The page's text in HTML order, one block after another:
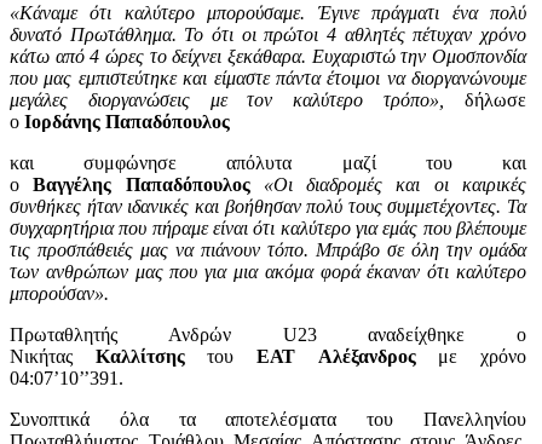
«Κάναμε ότι καλύτερο μπορούσαμε. Έγινε πράγματι ένα πολύ
δυνατό Πρωτάθλημα. Το ότι οι πρώτοι 4 αθλητές πέτυχαν χρόνο
κάτω από 4 ώρες το δείχνει ξεκάθαρα. Ευχαριστώ την Ομοσπονδία
που μας εμπιστεύτηκε και είμαστε πάντα έτοιμοι να διοργανώνουμε
μεγάλες διοργανώσεις με τον καλύτερο τρόπο», δήλωσε
ο Ιορδάνης Παπαδόπουλος
και συμφώνησε απόλυτα μαζί του και
οΒαγγέλης Παπαδόπουλος
«Οι διαδρομές και οι καιρικές
συνθήκες ήταν ιδανικές και βοήθησαν πολύ τους συμμετέχοντες. Τα
συγχαρητήρια που πήραμε είναι ότι καλύτερο για εμάς που βλέπουμε
τις προσπάθειές μας να πιάνουν τόπο. Μπράβο σε όλη την ομάδα
των ανθρώπων μας που για μια ακόμα φορά έκαναν ότι καλύτερο
μπορούσαν».
Πρωταθλητής Ανδρών U23 αναδείχθηκε ο
Νικήτας ΚαλλίτσηςτουΕΑΤ Αλέξανδροςμε χρόνο
04:07’10’’391.
Συνοπτικά όλα τα αποτελέσματα του Πανελληνίου